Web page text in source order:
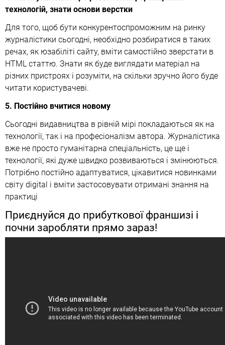
технологій, знати основи верстки
Для того, щоб бути конкурентоспроможним на ринку
журналістики сьогодні, необхідно розбиратися в таких
речах, як юзабіліті сайту, вміти самостійно зверстати в
HTML статтю. Знати як буде виглядати матеріал на
різних пристроях і розуміти, на скільки зручно його буде
читати користувачеві.
5. Постійно вчитися новому
Сьогодні видавництва в рівній мірі покладаються як на
технології, так і на професіоналізм автора. Журналістика
вже не просто гуманітарна спеціальність, це ще і
технології, які дуже швидко розвиваються і змінюються.
Потрібно постійно адаптуватися, цікавитися новинками
світу digital і вміти застосовувати отримані знання на
практиці
Приєднуйся до прибуткової франшизі і
почни заробляти прямо зараз!